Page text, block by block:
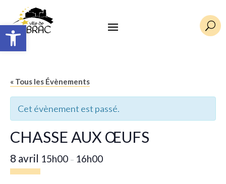
Ouvrir la barre d’outils U
« Tous les Évènements
Cet évènement est passé.
CHASSE AUX ŒUFS
8 avril 15h00 – 16h00